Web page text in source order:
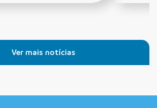
Ver mais notícias